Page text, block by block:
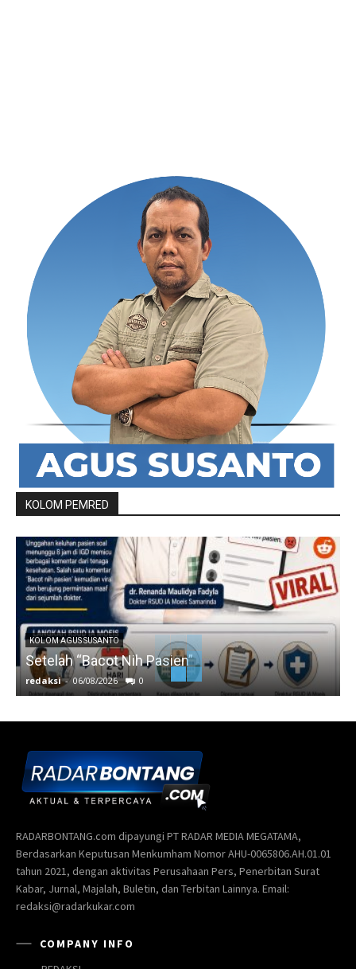
KOLOM PEMRED
KOLOM AGUS SUSANTO
Setelah “Bacot Nih Pasien”
redaksi - 06/08/2026 0
RADARBONTANG.com dipayungi PT RADAR MEDIA MEGATAMA,
Berdasarkan Keputusan Menkumham Nomor AHU-0065806.AH.01.01
tahun 2021, dengan aktivitas Perusahaan Pers, Penerbitan Surat
Kabar, Jurnal, Majalah, Buletin, dan Terbitan Lainnya. Email:
redaksi@radarkukar.com
COMPANY INFO